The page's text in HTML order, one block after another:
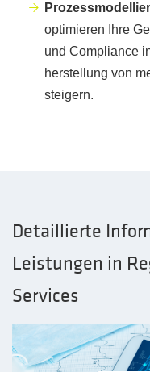
optimieren Ihre
und Compliance
herstellung von
steigern.
Detaillierte
Leistungen in
Services